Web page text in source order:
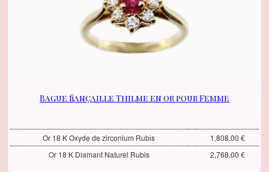
Bague fiançaille Thilme en or pour Femme
Or 18 K Oxyde de zirconium Rubis
1,808.00 €
Or 18 K Diamant Naturel Rubis
2,768.00 €